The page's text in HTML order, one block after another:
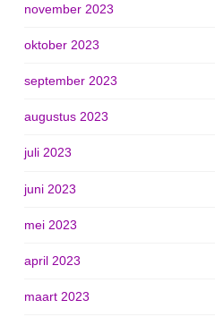
november 2023
oktober 2023
september 2023
augustus 2023
juli 2023
juni 2023
mei 2023
april 2023
maart 2023